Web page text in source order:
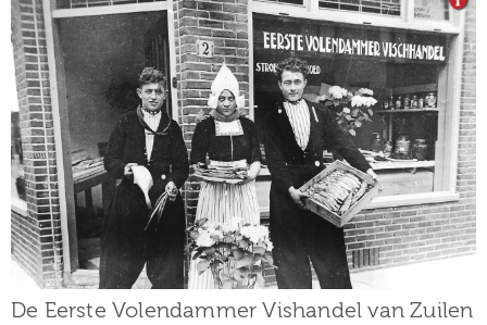
Zuilen
Collectie
De Eerste Volendammer Vishandel van Zuilen